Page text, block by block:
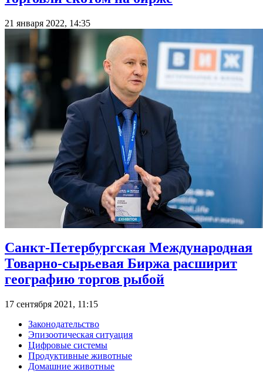
21 января 2022, 14:35
Санкт-Петербургская Международная
Товарно-сырьевая Биржа расширит
географию торгов рыбой
17 сентября 2021, 11:15
Законодательство
Эпизоотическая ситуация
Цифровые системы
Продуктивные животные
Домашние животные